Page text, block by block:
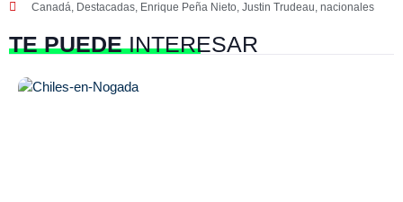
Canadá, Destacadas, Enrique Peña Nieto, Justin Trudeau, nacionales
TE PUEDEINTERESAR